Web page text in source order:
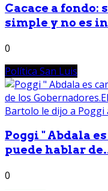
Cacace a fondo:
simple y no es
0
Política San Luis
Poggi " Abdala
puede hablar
0